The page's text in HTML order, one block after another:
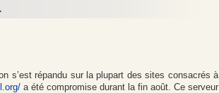
s’est répandu sur la plupart des sites consacrés à
a été compromise durant la fin août. Ce serveur